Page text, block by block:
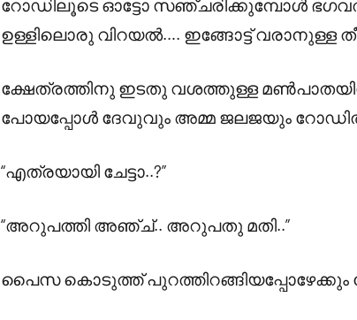
റോഡിലൂടെ ഓട്ടോ സഞ്ചരിക്കുമ്പോൾ ഭഗവതി
ഉള്ളിലൊരു വിറയൽ…. ഇങ്ങോട്ട് വരാനുള്ള
ക്ഷേത്രത്തിനു ഇടതു വശത്തുള്ള
പോയപ്പോൾ ദേവുവും അമ്മ ജലജയും
“എത്രയായി ചേട്ടാ..?”
“അറുപത്തി അഞ്ച്.. അറുപതു മതി..”
പൈസ കൊടുത്ത് പുറത്തിറങ്ങിയപ്പോഴേക്കും